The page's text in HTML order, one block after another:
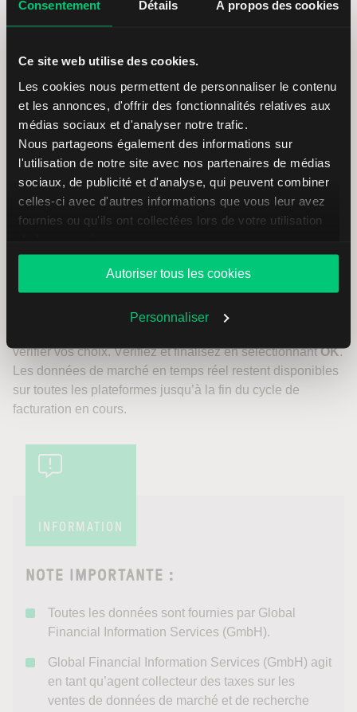
Consentement Détails À propos des cookies
Ce site web utilise des cookies.
Les cookies nous permettent de personnaliser le contenu
et les annonces, d'offrir des fonctionnalités relatives aux
médias sociaux et d'analyser notre trafic.
Nous partageons également des informations sur
l'utilisation de notre site avec nos partenaires de médias
sociaux, de publicité et d'analyse, qui peuvent combiner
celles-ci avec d'autres informations que vous leur avez
fournies ou qu'ils ont collectées lors de votre utilisation
Autoriser tous les cookies
Personnaliser
Se désabonner des données
de marché
Dans lesparamètres, accédez àAbonnements aux
données de marchépour afficher vos abonnements
actuels.
Pour annuler des forfaits,cliquez sur l’icône ⚙️dans la
sectionAbonnements . Vous obtiendrez alors un aperçu
des différentes régions de trading et des forfaits de
souhaitée, puis choisissez les forfaits auxquels vous
souhaitez vous désabonner en décochant les cases
correspondantes.
vérifier vos choix. Vérifiez et finalisez en sélectionnantOK.
Les données de marché en temps réel restent disponibles
sur toutes les plateformes jusqu’à la fin du cycle de
facturation en cours.
INFORMATION
NOTE IMPORTANTE :
Toutes les données sont fournies par Global
Financial Information Services (GmbH).
Global Financial Information Services (GmbH) agit
en tant qu’agent collecteur des taxes sur les
ventes de données de marché et de recherche